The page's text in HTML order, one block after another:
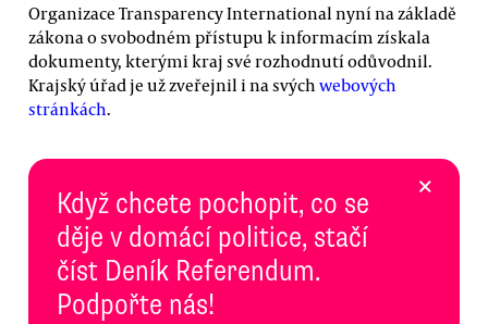
Organizace Transparency International nyní na základě
zákona o svobodném přístupu k informacím získala
dokumenty, kterými kraj své rozhodnutí odůvodnil.
Krajský úřad je už zveřejnil i na svých webových
stránkách.
Když chcete pochopit, co se
děje v domácí politice, stačí
číst Deník Referendum.
Podpořte nás!
×